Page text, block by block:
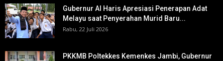
Gubernur Al Haris Apresiasi Penerapan Adat
Melayu saat Penyerahan Murid Baru...
Rabu, 22 Juli 2026
PKKMB Poltekkes Kemenkes Jambi, Gubernur